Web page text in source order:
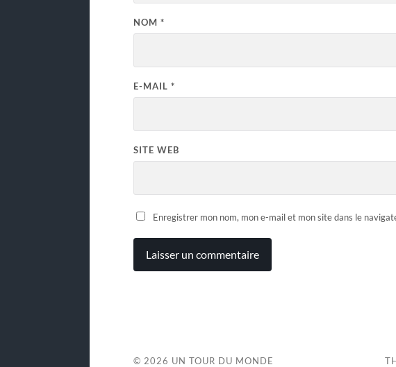
NOM *
E-MAIL *
SITE WEB
Enregistrer mon nom, mon e-mail et mon site dans le
© 2026 UN TOUR DU MONDE